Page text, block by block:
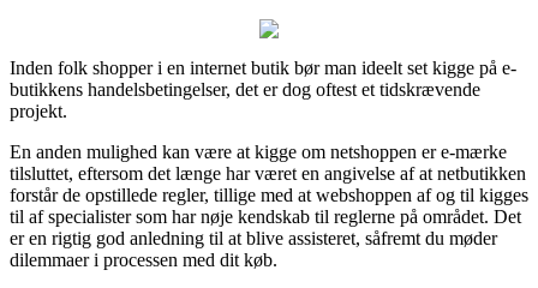
Inden folk shopper i en internet butik bør man ideelt set kigge på e-
butikkens handelsbetingelser, det er dog oftest et tidskrævende
projekt.
En anden mulighed kan være at kigge om netshoppen er e-mærke
tilsluttet, eftersom det længe har været en angivelse af at netbutikken
forstår de opstillede regler, tillige med at webshoppen af og til kigges
til af specialister som har nøje kendskab til reglerne på området. Det
er en rigtig god anledning til at blive assisteret, såfremt du møder
dilemmaer i processen med dit køb.